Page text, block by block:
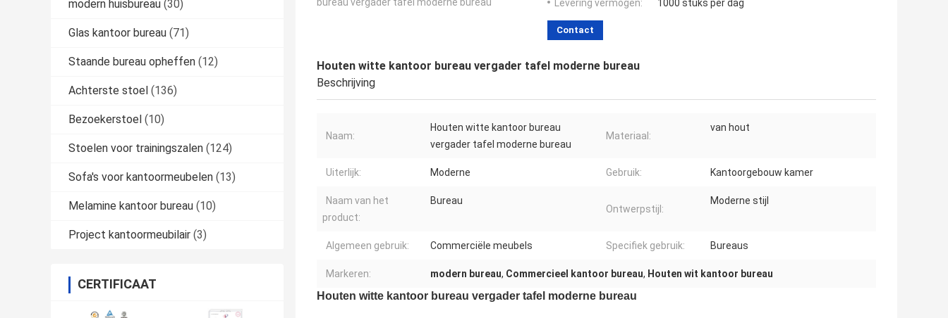
modern huisbureau (30)
Glas kantoor bureau (71)
Staande bureau opheffen (12)
Achterste stoel (136)
Bezoekerstoel (10)
Stoelen voor trainingszalen (124)
Sofa's voor kantoormeubelen (13)
Melamine kantoor bureau (10)
Project kantoormeubilair (3)
CERTIFICAAT
bureau vergader tafel moderne bureau
Levering vermogen:
1000 stuks per dag
Contact
Houten witte kantoor bureau vergader tafel moderne bureau
Beschrijving
Naam:
Houten witte kantoor bureau
vergader tafel moderne bureau
Materiaal:
van hout
Uiterlijk: Moderne Gebruik: Kantoorgebouw kamer
Naam van het
product:
Bureau
Ontwerpstijl:
Moderne stijl
Algemeen gebruik: Commerciële meubels Specifiek gebruik: Bureaus
Markeren: modern bureau, Commercieel kantoor bureau, Houten wit kantoor bureau
Houten witte kantoor bureau vergader tafel moderne bureau